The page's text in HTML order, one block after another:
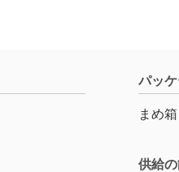
パッ
まめ箱
供給